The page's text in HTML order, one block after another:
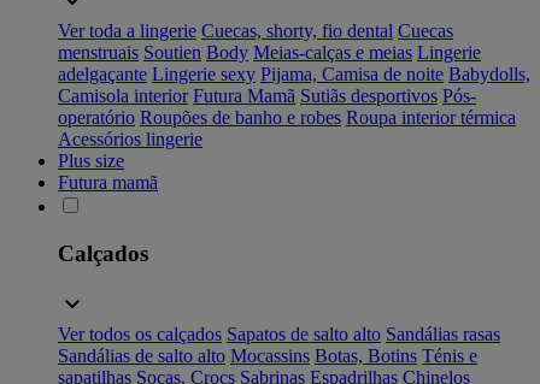
Ver toda a lingerie Cuecas, shorty, fio dental Cuecas
menstruais Soutien Body Meias-calças e meias Lingerie
adelgaçante Lingerie sexy Pijama, Camisa de noite Babydolls,
Camisola interior Futura Mamã Sutiãs desportivos Pós-
operatório Roupões de banho e robes Roupa interior térmica
Acessórios lingerie
Plus size
Futura mamã
Calçados
Ver todos os calçados Sapatos de salto alto Sandálias rasas
Sandálias de salto alto Mocassins Botas, Botins Ténis e
sapatilhas Socas, Crocs Sabrinas Espadrilhas Chinelos